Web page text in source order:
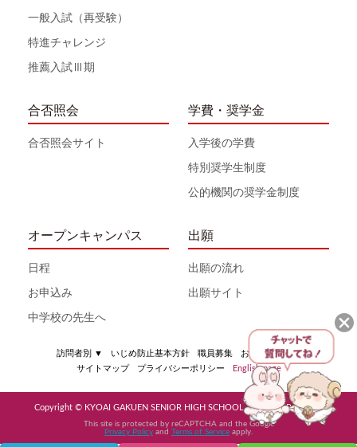
一般入試（再受験）
特進チャレンジ
推薦入試Ⅲ期
合否照会
合否照会サイト
学費・奨学金
入学後の学費
特別奨学生制度
公的機関の奨学金制度
オープンキャンパス
日程
お申込み
中学校の先生へ
出願
出願の流れ
出願サイト
訪問者別 ▼ いじめ防止基本方針 職員募集
お問い合わせ
サイトマップ
プライバシーポリシー English page
Copyright © KYOAI GAKUEN SENIOR HIGH SCHOOL All Rights Reserved
This site is protected by reCAPTCHA and the Google
Privacy Policy and Terms of Service apply.